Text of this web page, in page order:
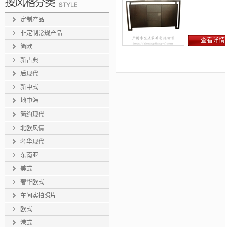
定制产品
非定制常规产品
简欧
新古典
后现代
新中式
地中海
简约现代
北欧风情
奢华现代
东南亚
美式
奢华欧式
车间实拍照片
欧式
港式
查看详情